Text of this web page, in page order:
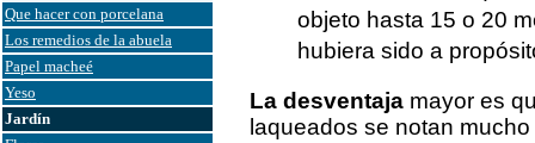
Que hacer con porcelana
Los remedios de la abuela
Papel macheé
Yeso
Jardín
objeto hasta 15 o 20
hubiera sido a
La desventaja mayor es
laqueados se notan